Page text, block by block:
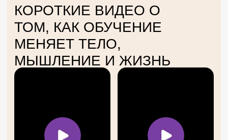
Разработка сайта
Задать вопрос